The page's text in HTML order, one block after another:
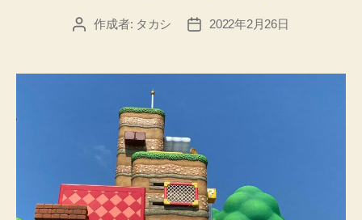
作成者: タカシ 2022年2月26日